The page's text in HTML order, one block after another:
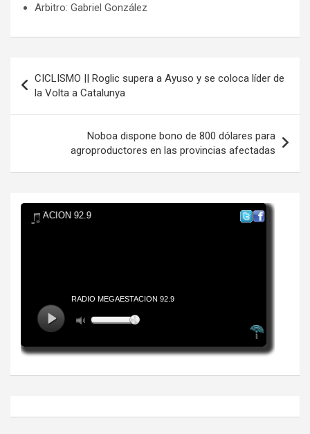
​​Arbitro: Gabriel González
de
entradas
CICLISMO || Roglic supera a Ayuso y se coloca líder de
la Volta a Catalunya
Noboa dispone bono de 800 dólares para
agroproductores en las provincias afectadas